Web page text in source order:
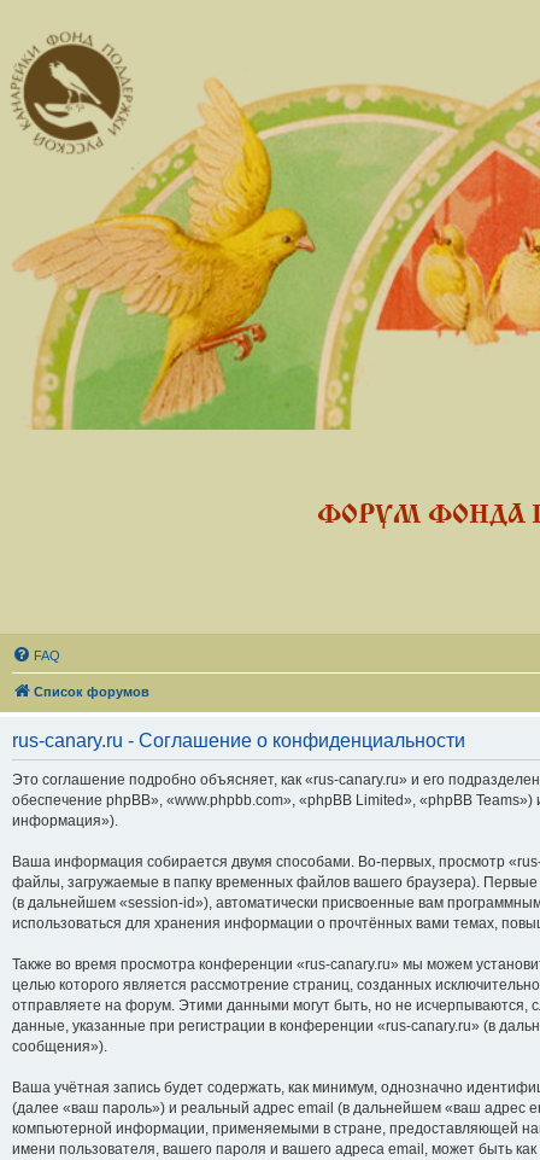
ФОРУМ ФОНДА
FAQ
Список форумов
rus-canary.ru - Соглашение о конфиденциальности
Это соглашение подробно объясняет, как «rus-canary.ru» и его
обеспечение phpBB», «www.phpbb.com», «phpBB Limited», «phpBB
информация»).
Ваша информация собирается двумя способами. Во-первых, просмотр
файлы, загружаемые в папку временных файлов вашего браузера).
(в дальнейшем «session-id»), автоматически присвоенные вам
использоваться для хранения информации о прочтённых вами темах,
Также во время просмотра конференции «rus-canary.ru» мы можем
целью которого является рассмотрение страниц, созданных
отправляете на форум. Этими данными могут быть, но не
данные, указанные при регистрации в конференции «rus-canary.ru» (в
сообщения»).
Ваша учётная запись будет содержать, как минимум, однозначно
(далее «ваш пароль») и реальный адрес email (в дальнейшем «ваш адрес
компьютерной информации, применяемыми в стране, предоставляющей
имени пользователя, вашего пароля и вашего адреса email, может быть